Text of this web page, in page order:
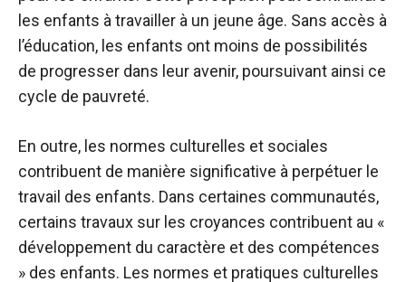
les enfants à travailler à un jeune âge. Sans accès à
l’éducation, les enfants ont moins de possibilités
de progresser dans leur avenir, poursuivant ainsi ce
cycle de pauvreté.
En outre, les normes culturelles et sociales
contribuent de manière significative à perpétuer le
travail des enfants. Dans certaines communautés,
certains travaux sur les croyances contribuent au «
développement du caractère et des compétences
» des enfants. Les normes et pratiques culturelles